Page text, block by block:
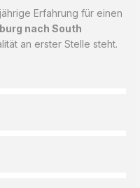
Erfahrung für einen
nach South
an erster Stelle steht.